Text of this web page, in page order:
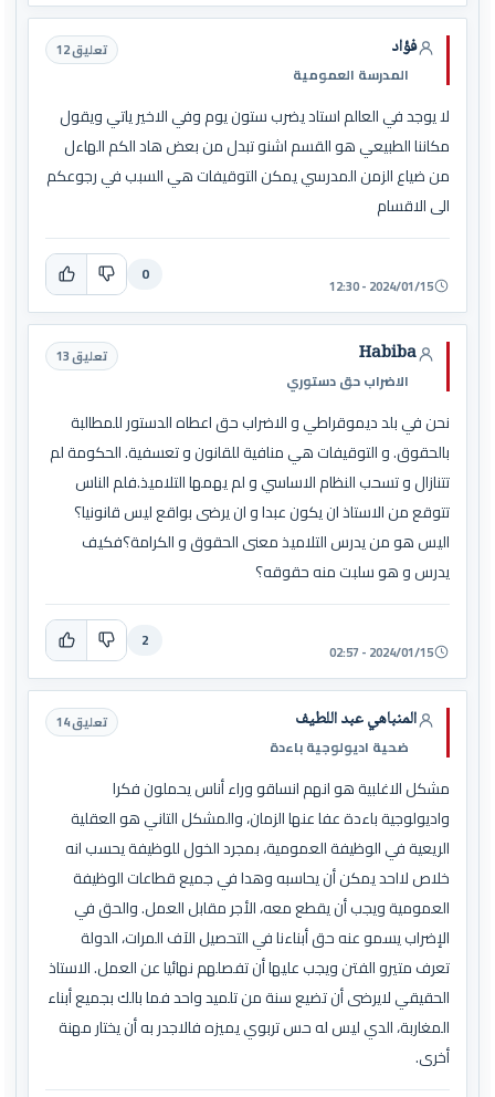
فؤاد
المدرسة العمومية
تعليق 12
لا يوجد في العالم استاد يضرب ستون يوم وفي الاخير ياتي ويقول
مكاننا الطبيعي هو القسم اشنو تبدل من بعض هاد الكم الهاءل
من ضياع الزمن المدرسي يمكن التوقيفات هي السبب في رجوعكم
الى الاقسام
2024/01/15 - 12:30
0
Habiba
الاضراب حق دستوري
تعليق 13
نحن في بلد ديموقراطي و الاضراب حق اعطاه الدستور للمطالبة
بالحقوق. و التوقيفات هي منافية للقانون و تعسفية. الحكومة لم
تتنازال و تسحب النظام الاساسي و لم يهمها التلاميذ.فلم الناس
تتوقع من الاستاذ ان يكون عبدا و ان يرضى بواقع ليس قانونيا؟
اليس هو من يدرس التلاميذ معنى الحقوق و الكرامة؟فكيف
يدرس و هو سلبت منه حقوقه؟
2024/01/15 - 02:57
2
المنباهي عبد اللطيف
ضحية اديولوجية باءدة
تعليق 14
مشكل الاغلبية هو انهم انساقو وراء أناس يحملون فكرا
واديولوجية باءدة عفا عنها الزمان، والمشكل التاني هو العقلية
الريعية في الوظيفة العمومية، بمجرد الخول للوظيفة يحسب انه
خلاص لااحد يمكن أن يحاسبه وهدا في جميع قطاعات الوظيفة
العمومية ويجب أن يقطع معه، الأجر مقابل العمل. والحق في
الإضراب يسمو عنه حق أبناءنا في التحصيل الآف المرات، الدولة
تعرف متيرو الفتن ويجب عليها أن تفصلهم نهائيا عن العمل. الاستاذ
الحقيقي لايرضى أن تضيع سنة من تلميد واحد فما بالك بجميع أبناء
المغاربة، الدي ليس له حس تربوي يميزه فالاجدر به أن يختار مهنة
أخرى.